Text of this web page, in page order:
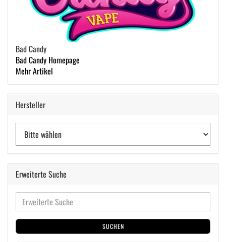
Bad Candy
Bad Candy Homepage
Mehr Artikel
Hersteller
Erweiterte Suche
SUCHEN